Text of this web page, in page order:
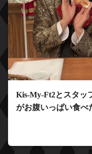
Kis-My-Ft2とスタッ
がお腹いっぱい食べ